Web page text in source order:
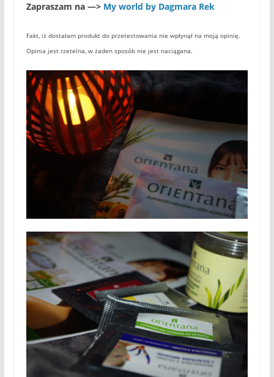
Zapraszam na —> My world by Dagmara Rek
Fakt, iż dostałam produkt do przetestowania nie wpłynął na moją opinię.
Opinia jest rzetelna, w żaden sposób nie jest naciągana.